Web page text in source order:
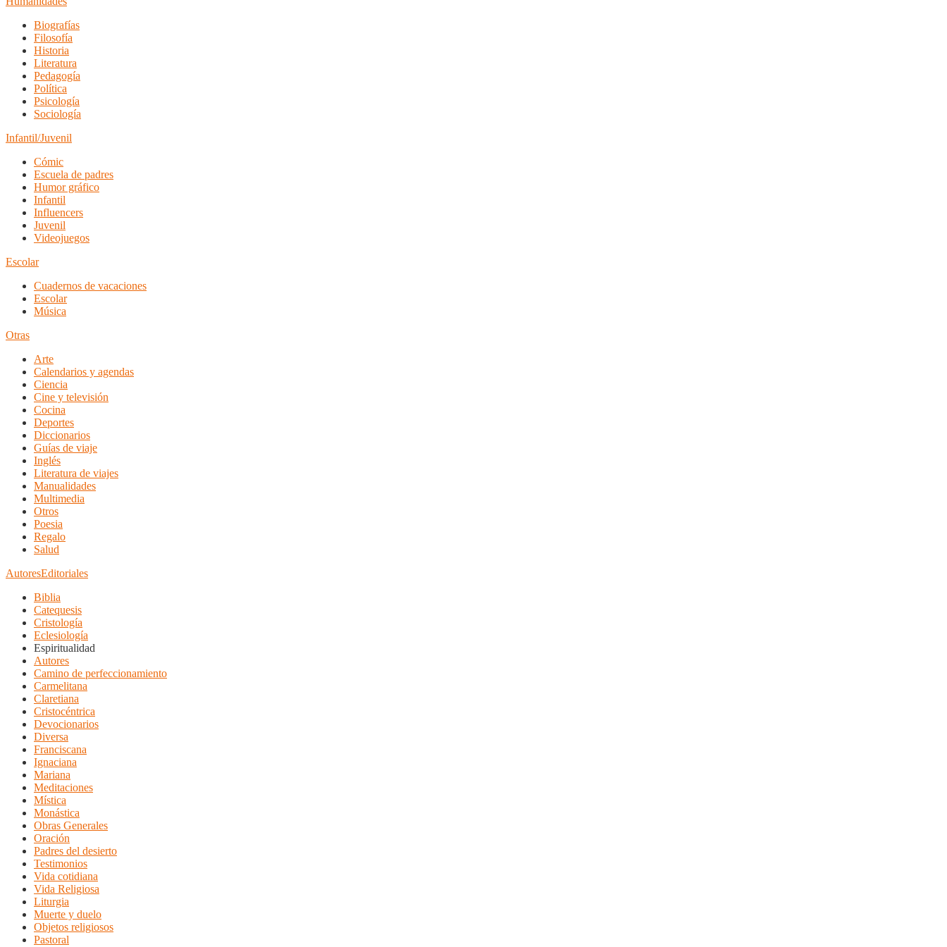
Biografías
Filosofía
Historia
Literatura
Pedagogía
Política
Psicología
Sociología
Infantil/Juvenil
Cómic
Escuela de padres
Humor gráfico
Infantil
Influencers
Juvenil
Videojuegos
Escolar
Cuadernos de vacaciones
Escolar
Música
Otras
Arte
Calendarios y agendas
Ciencia
Cine y televisión
Cocina
Deportes
Diccionarios
Guías de viaje
Inglés
Literatura de viajes
Manualidades
Multimedia
Otros
Poesia
Regalo
Salud
AutoresEditoriales
Biblia
Catequesis
Cristología
Eclesiología
Espiritualidad
Autores
Camino de perfeccionamiento
Carmelitana
Claretiana
Cristocéntrica
Devocionarios
Diversa
Franciscana
Ignaciana
Mariana
Meditaciones
Mística
Monástica
Obras Generales
Oración
Padres del desierto
Testimonios
Vida cotidiana
Vida Religiosa
Liturgia
Muerte y duelo
Objetos religiosos
Pastoral